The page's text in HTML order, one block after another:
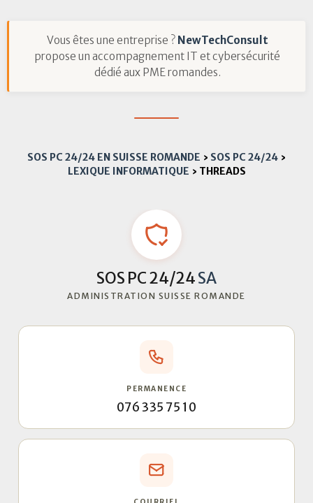
Vous êtes une entreprise ? NewTechConsult
propose un accompagnement IT et cybersécurité
dédié aux PME romandes.
SOS PC 24/24 EN SUISSE ROMANDE › SOS PC 24/24 ›
LEXIQUE INFORMATIQUE › THREADS
SOS PC 24/24SA
ADMINISTRATION SUISSE ROMANDE
PERMANENCE
076 335 75 10